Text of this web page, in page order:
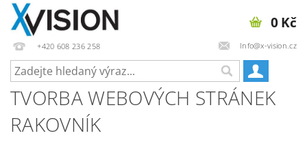
+420 608 236 258 Info@x-vision.cz
0 Kč
TVORBA WEBOVÝCH STRÁNEK
RAKOVNÍK